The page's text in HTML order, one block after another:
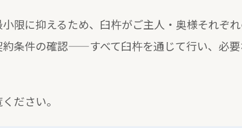
限に抑えるため、臼杵がご主人・奥様それぞ
条件の確認——すべて臼杵を通じて行い、必
ださい。